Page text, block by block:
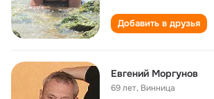
Добавить в друзья
Евгений Моргунов
69 лет, Винница